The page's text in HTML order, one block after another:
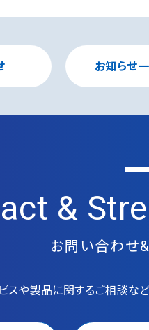
お知らせ
&
お問い合わせ
スや製品に関するご相談な